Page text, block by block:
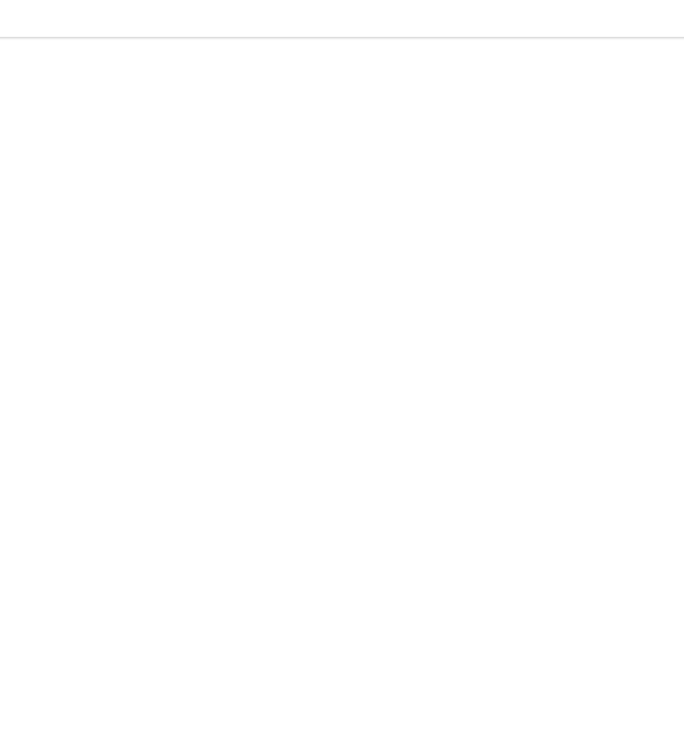
rostningstid och en kontroll för önskad rostningsgrad som gör det möjligt att anpassa